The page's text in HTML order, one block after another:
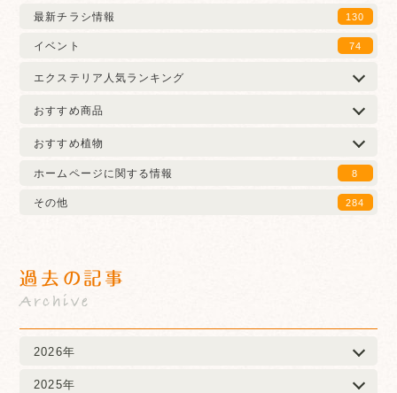
最新チラシ情報 130
イベント 74
エクステリア人気ランキング
おすすめ商品
おすすめ植物
ホームページに関する情報
8
その他 284
過去の記事
Archive
2026年
2025年